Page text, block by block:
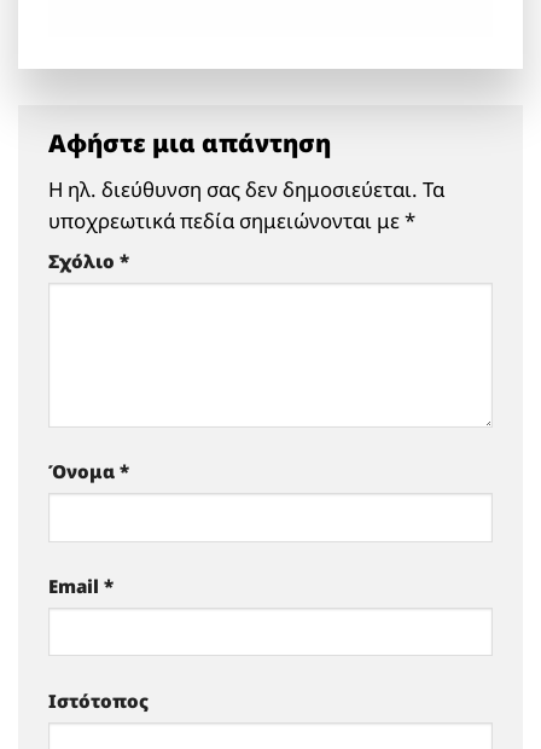
Αφήστε μια απάντηση
Η ηλ. διεύθυνση σας δεν δημοσιεύεται. Τα
υποχρεωτικά πεδία σημειώνονται με*
Σχόλιο *
Όνομα *
Email *
Ιστότοπος